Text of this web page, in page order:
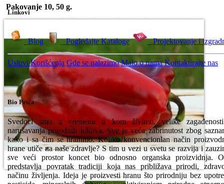
Linkovi
Blog Pogledajte Kataloge Projektovanje i
Uslovi Korišćenja Gde se nalazimo Malo o nama Kontaktirajte nas
Bio Priča
Svedoci smo u vremenu u kom živimo, velike
narušavanja prirodnih tokova. Sve je veća zabrinutost zbog
kako i sa čim se hranimo. Koliko konvencionlan način
hrane utiče na naše zdravlje? S tim u vezi u svetu se razvija i
sve veći prostor koncet bio odnosno organska proizvidnja.
predstavlja povratak tradiciji koja nas približava prirodi,
načinu življenja. Ideja je proizvesti hranu što prirodniju bez
Pakovanje 10, 50 g.